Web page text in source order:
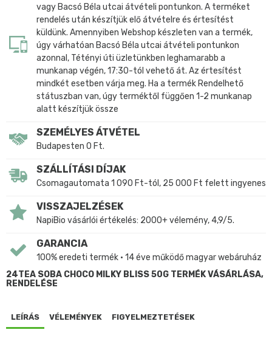
vagy Bacsó Béla utcai átvételi pontunkon. A terméket
rendelés után készítjük elő átvételre és értesítést
küldünk. Amennyiben Webshop készleten van a termék,
úgy várhatóan Bacsó Béla utcai átvételi pontunkon
azonnal, Tétényi úti üzletünkben leghamarabb a
munkanap végén, 17:30-tól vehető át. Az értesítést
mindkét esetben várja meg. Ha a termék Rendelhető
státuszban van, úgy terméktől függően 1-2 munkanap
alatt készítjük össze
SZEMÉLYES ÁTVÉTEL
Budapesten 0 Ft.
SZÁLLÍTÁSI DÍJAK
Csomagautomata 1 090 Ft-tól, 25 000 Ft felett ingyenes
VISSZAJELZÉSEK
NapiBio vásárlói értékelés: 2000+ vélemény, 4,9/5.
GARANCIA
100% eredeti termék • 14 éve működő magyar webáruház
24TEA SOBA CHOCO MILKY BLISS 50G TERMÉK VÁSÁRLÁSA,
RENDELÉSE
LEÍRÁS VÉLEMÉNYEK FIGYELMEZTETÉSEK